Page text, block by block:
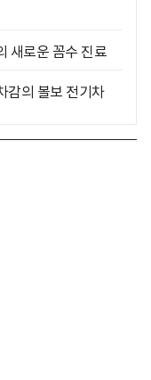
새로운 꼼수 진료
감의 볼보 전기차